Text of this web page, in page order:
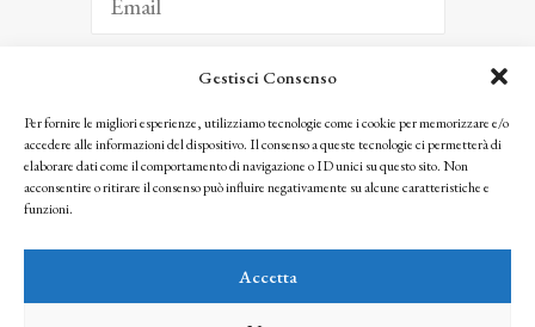
Gestisci Consenso
Per fornire le migliori esperienze, utilizziamo tecnologie come i cookie per memorizzare e/o
accedere alle informazioni del dispositivo. Il consenso a queste tecnologie ci permetterà di
elaborare dati come il comportamento di navigazione o ID unici su questo sito. Non
acconsentire o ritirare il consenso può influire negativamente su alcune caratteristiche e
funzioni.
Accetta
ISCRIVITI
Facendo clic per iscriverti, riconosci che le tue informazioni saranno trattate
seguendo la nostra Privacy Policy
© 2025 Istituto Matteucci. All right reserved
l’autorizzazione scritta dei proprietari dei diritti e dell’Istituto Matteucci